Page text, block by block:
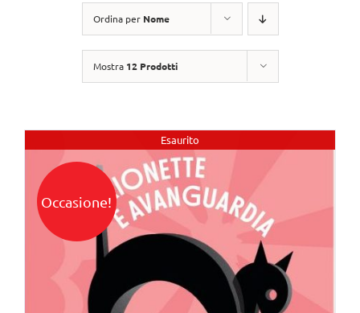
Ordina per Nome
Mostra 12 Prodotti
Esaurito
Occasione!